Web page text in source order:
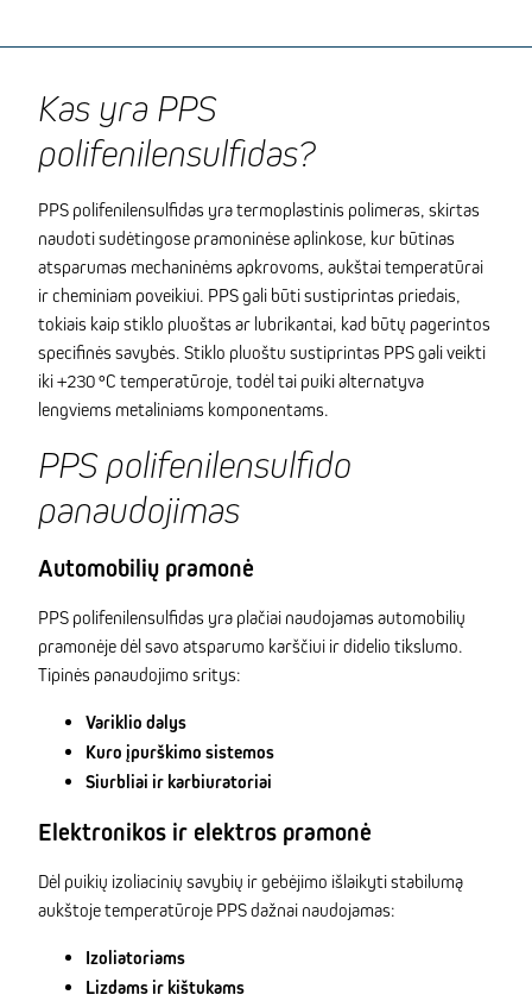
Kas yra PPS
polifenilensulfidas?
PPS polifenilensulfidas yra termoplastinis polimeras, skirtas
naudoti sudėtingose pramoninėse aplinkose, kur būtinas
atsparumas mechaninėms apkrovoms, aukštai temperatūrai
ir cheminiam poveikiui. PPS gali būti sustiprintas priedais,
tokiais kaip stiklo pluoštas ar lubrikantai, kad būtų pagerintos
specifinės savybės. Stiklo pluoštu sustiprintas PPS gali veikti
iki +230 °C temperatūroje, todėl tai puiki alternatyva
lengviems metaliniams komponentams.
PPS polifenilensulfido
panaudojimas
Automobilių pramonė
PPS polifenilensulfidas yra plačiai naudojamas automobilių
pramonėje dėl savo atsparumo karščiui ir didelio tikslumo.
Tipinės panaudojimo sritys:
Variklio dalys
Kuro įpurškimo sistemos
Siurbliai ir karbiuratoriai
Elektronikos ir elektros pramonė
Dėl puikių izoliacinių savybių ir gebėjimo išlaikyti stabilumą
aukštoje temperatūroje PPS dažnai naudojamas:
Izoliatoriams
Lizdams ir kištukams